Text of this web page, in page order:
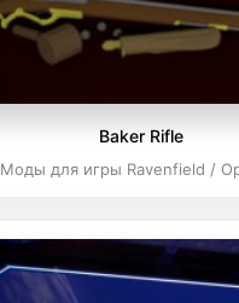
Baker Rifle
Моды для игры Ravenfield /